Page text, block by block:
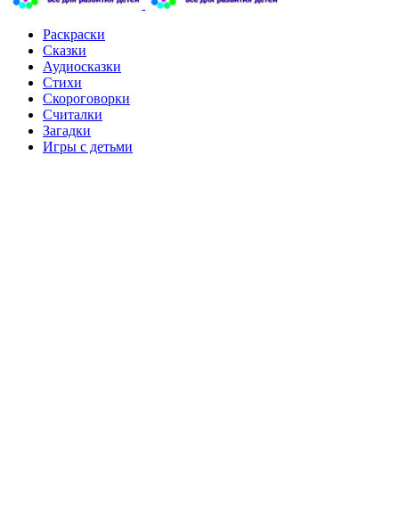
Раскраски
Сказки
Аудиосказки
Стихи
Скороговорки
Считалки
Загадки
Игры с детьми